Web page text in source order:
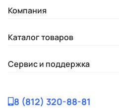
Компания
Каталог товаров
Сервис и поддержка
8 (812) 320-88-81